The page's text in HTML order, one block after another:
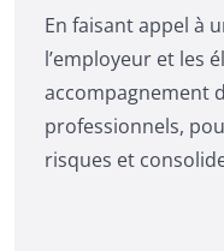
En faisant appel à
l’employeur et les
accompagnement
professionnels,
risques et